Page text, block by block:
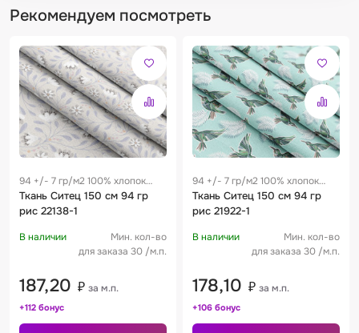
Рекомендуем посмотреть
94 +/- 7 гр/м2 100% хлопок
0.28 м
Ткань Ситец 150 см 94 гр
рис 22138-1
В наличии
Мин. кол-во
для заказа 30 /м.п.
187,20 ₽ за м.п.
+112 бонус
94 +/- 7 гр/м2 100% хлопок
0.28 м
Ткань Ситец 150 см 94 гр
рис 21922-1
В наличии
Мин. кол-во
для заказа 30 /м.п.
178,10 ₽ за м.п.
+106 бонус